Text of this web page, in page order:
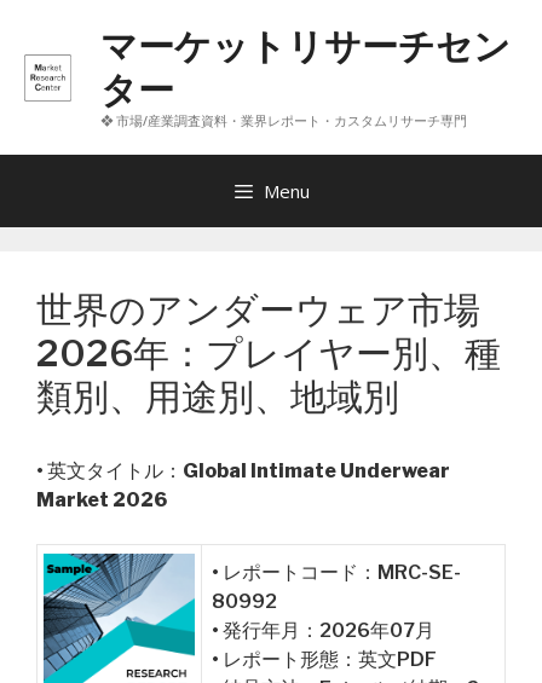
へ
マーケットリサーチセン
ター
❖ 市場/産業調査資料・業界レポート・カスタムリサーチ専門
Menu
世界のアンダーウェア市場
2026年：プレイヤー別、種
類別、用途別、地域別
• 英文タイトル： Global Intimate Underwear
Market 2026
• レポートコード：MRC-SE-
80992
• 発行年月：2026年07月
• レポート形態：英文PDF